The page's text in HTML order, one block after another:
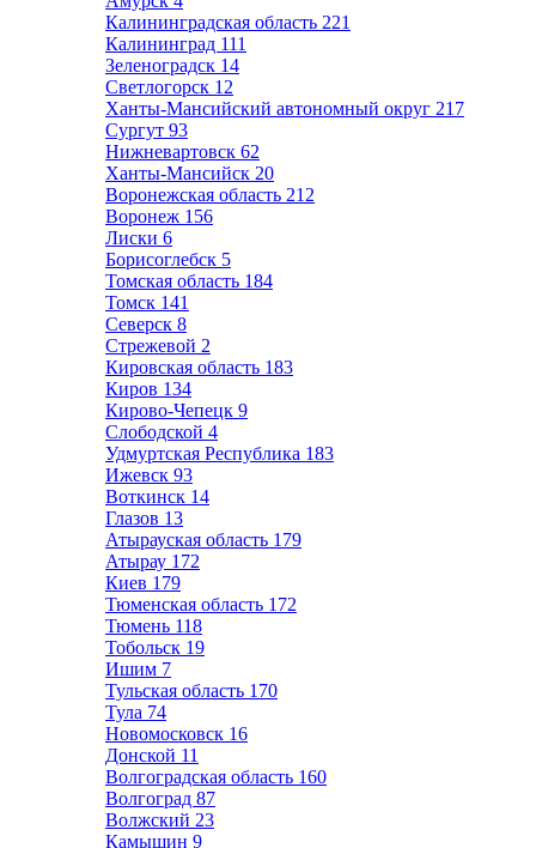
Калининградская область 221
Калининград 111
Зеленоградск 14
Светлогорск 12
Ханты-Мансийский автономный округ 217
Сургут 93
Нижневартовск 62
Ханты-Мансийск 20
Воронежская область 212
Воронеж 156
Лиски 6
Борисоглебск 5
Томская область 184
Томск 141
Северск 8
Стрежевой 2
Кировская область 183
Киров 134
Кирово-Чепецк 9
Слободской 4
Удмуртская Республика 183
Ижевск 93
Воткинск 14
Глазов 13
Атырауская область 179
Атырау 172
Киев 179
Тюменская область 172
Тюмень 118
Тобольск 19
Ишим 7
Тульская область 170
Тула 74
Новомосковск 16
Донской 11
Волгоградская область 160
Волгоград 87
Волжский 23
Камышин 9